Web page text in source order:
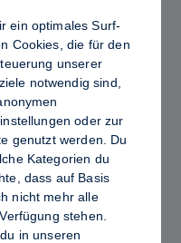
du Sculpt &
Finish mit
Glanz
ein optimales Surf-
Cookies, die für den
unserer
notwendig sind,
oder zur
genutzt werden. Du
Kategorien du
dass auf Basis
nicht mehr alle
stehen.
in unseren